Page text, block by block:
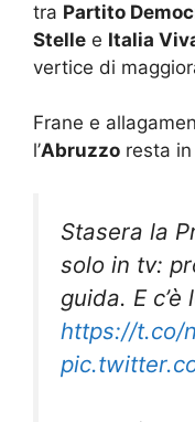
tra Partito
Stelle e Italia
vertice di
Frane e
l’Abruzzo resta
Stasera la
solo in tv:
guida. E
https://t.co/